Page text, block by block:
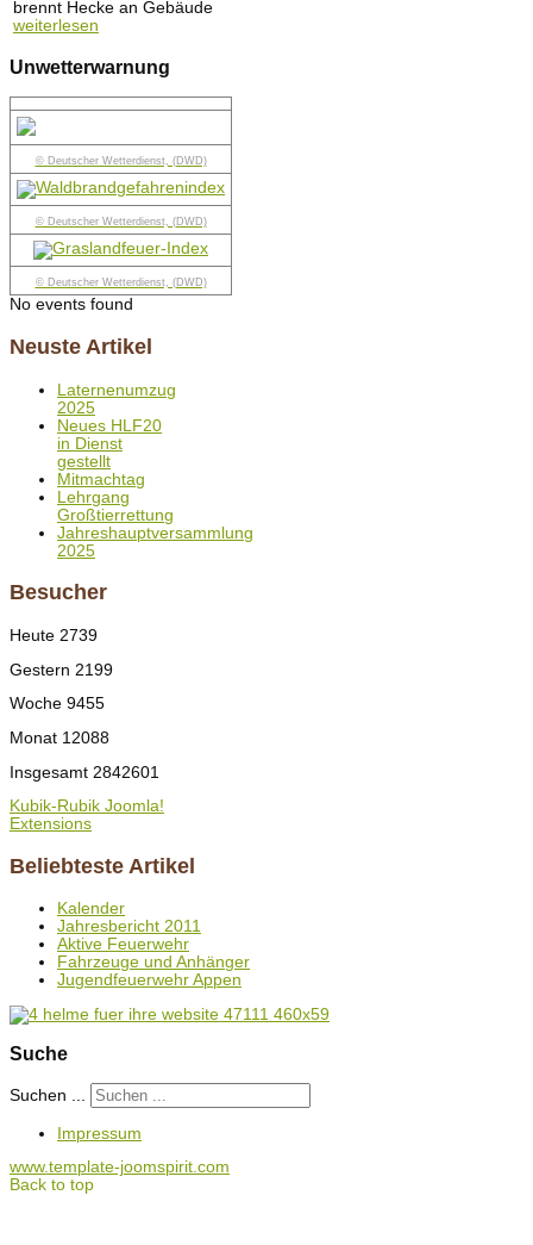
brennt Hecke an Gebäude
weiterlesen
Unwetterwarnung
© Deutscher Wetterdienst, (DWD)
© Deutscher Wetterdienst, (DWD)
© Deutscher Wetterdienst, (DWD)
No events found
Neuste Artikel
Laternenumzug
2025
Neues HLF20
in Dienst
gestellt
Mitmachtag
Lehrgang
Großtierrettung
Jahreshauptversammlung
2025
Besucher
Heute 2739
Gestern 2199
Woche 9455
Monat 12088
Insgesamt 2842601
Kubik-Rubik Joomla!
Extensions
Beliebteste Artikel
Kalender
Jahresbericht 2011
Aktive Feuerwehr
Fahrzeuge und Anhänger
Jugendfeuerwehr Appen
Suche
Suchen ...
Impressum
www.template-joomspirit.com
Back to top